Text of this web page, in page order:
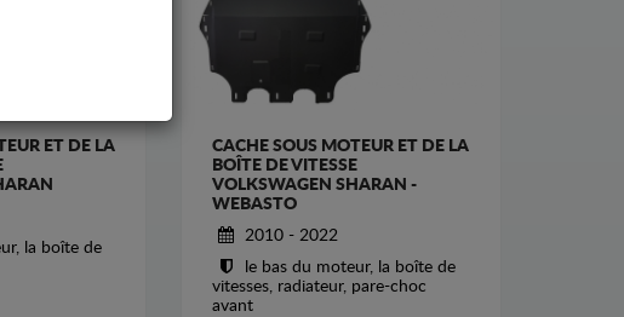
ET DE LA
la boîte de
CACHE SOUS MOTEUR ET DE LA
BOÎTE DE VITESSE
VOLKSWAGEN SHARAN -
WEBASTO
2010 - 2022
le bas du moteur, la boîte de
vitesses, radiateur, pare-choc
avant